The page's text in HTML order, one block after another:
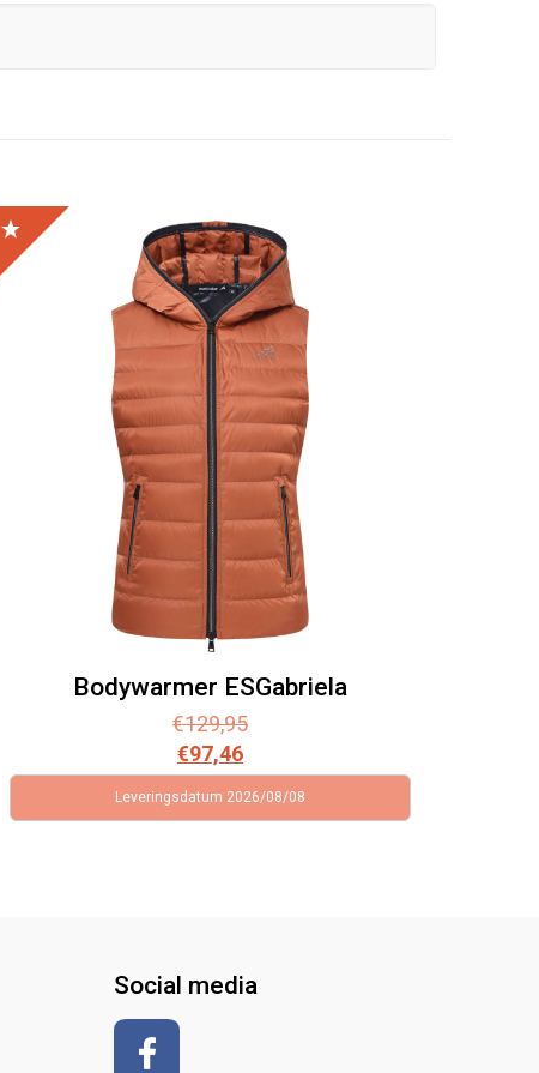
Bodywarmer ESGabriela
€129,95
€97,46
Leveringsdatum 2026/08/08
Social media